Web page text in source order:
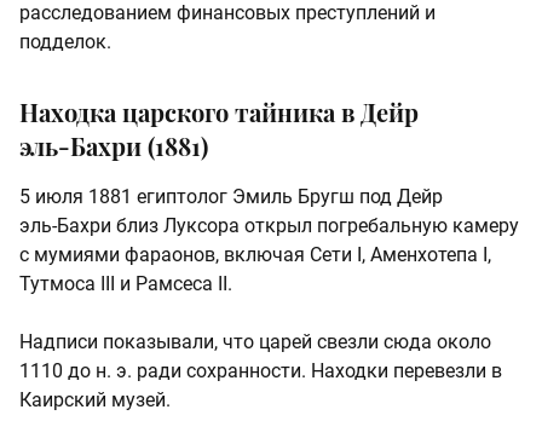
расследованием финансовых преступлений и
подделок.
Находка царского тайника в Дейр
эль‑Бахри (1881)
5 июля 1881 египтолог Эмиль Бругш под Дейр
эль‑Бахри близ Луксора открыл погребальную камеру
с мумиями фараонов, включая Сети I, Аменхотепа I,
Тутмоса III и Рамсеса II.
Надписи показывали, что царей свезли сюда около
1110 до н. э. ради сохранности. Находки перевезли в
Каирский музей.